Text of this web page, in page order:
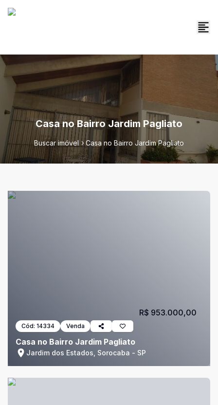
Casa no Bairro Jardim Pagliato
Buscar imóvel Casa no Bairro Jardim Pagliato
Cód: 14334 Venda
Casa no Bairro Jardim Pagliato
Jardim dos Estados, Sorocaba - SP
R$ 953.000,00